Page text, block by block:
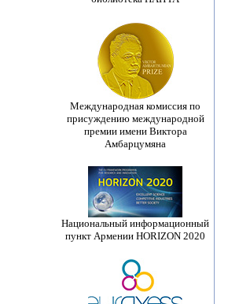
Международная комиссия по
присуждению международной
премии имени Виктора
Амбарцумяна
Национальный информационный
пункт Армении HORIZON 2020